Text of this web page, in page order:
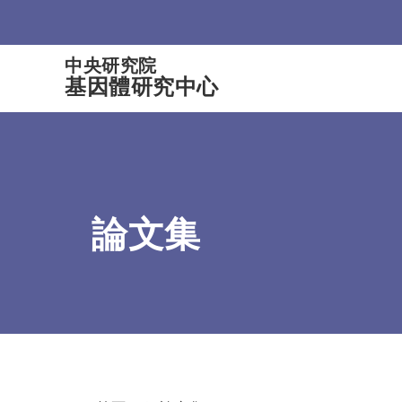
中央研究院
基因體研究中心
論文集